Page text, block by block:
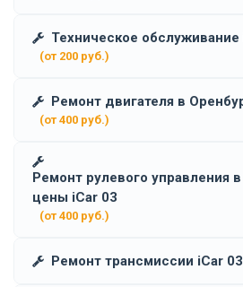
Техническое обслуживание
(от 200 руб.)
Ремонт двигателя в
(от 400 руб.)
Ремонт рулевого управления
цены iCar 03
(от 400 руб.)
Ремонт трансмиссии iCar 03